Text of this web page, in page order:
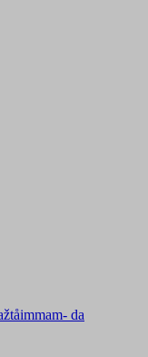
da